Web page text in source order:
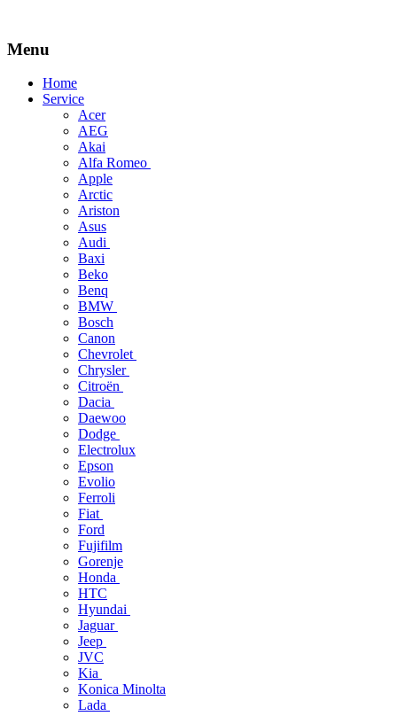
Menu
Skip
Home
Service
Acer
AEG
Akai
Alfa Romeo
Apple
Arctic
Ariston
Asus
Audi
Baxi
Beko
Benq
BMW
Bosch
Canon
Chevrolet
Chrysler
Citroën
Dacia
Daewoo
Dodge
Electrolux
Epson
Evolio
Ferroli
Fiat
Ford
Fujifilm
Gorenje
Honda
HTC
Hyundai
Jaguar
Jeep
JVC
Kia
Konica Minolta
Lada